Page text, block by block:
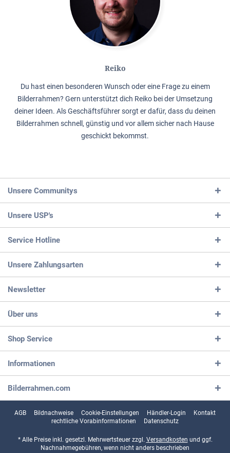
Reiko
Du hast einen besonderen Wunsch oder eine Frage zu einem
Bilderrahmen? Gern unterstützt dich Reiko bei der Umsetzung
deiner Ideen. Als Geschäftsführer sorgt er dafür, dass du deinen
Bilderrahmen schnell, günstig und vor allem sicher nach Hause
geschickt bekommst.
Unsere Communitys
Unsere USP's
Service Hotline
Unsere Zahlungsarten
Newsletter
Über uns
Shop Service
Informationen
Bilderrahmen.com
AGB Bildnachweise Cookie-Einstellungen Händler-Login
Kontakt
rechtliche Vorabinformationen
Datenschutz
* Alle Preise inkl. gesetzl. Mehrwertsteuer zzgl. Versandkosten und ggf.
Nachnahmegebühren, wenn nicht anders beschrieben